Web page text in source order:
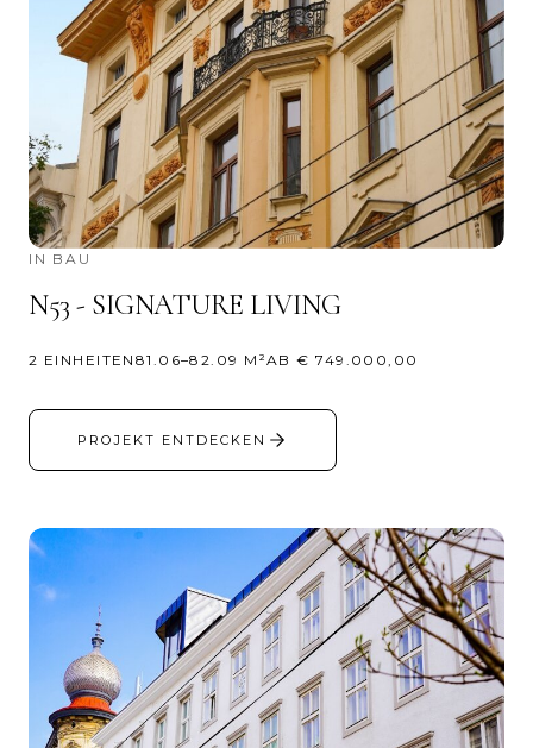
IN BAU
N53 - SIGNATURE LIVING
2 EINHEITEN 81.06–82.09 M²AB € 749.000,00
PROJEKT ENTDECKEN